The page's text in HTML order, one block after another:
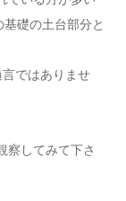
礎の土台部分と
ではありませ
察してみて下さ